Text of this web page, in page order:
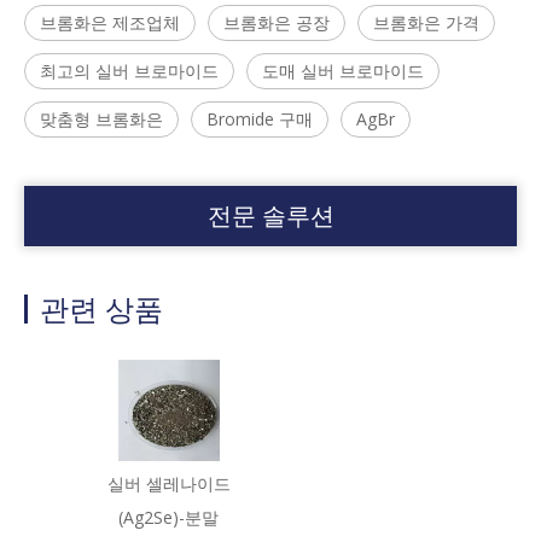
브롬화은 제조업체 브롬화은 공장 브롬화은 가격
최고의 실버 브로마이드 도매 실버 브로마이드
맞춤형 브롬화은 Bromide 구매 AgBr
전문 솔루션
관련 상품
실버 셀레나이드
(Ag2Se)-분말